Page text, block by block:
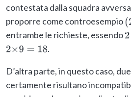
contestata dalla squadra
proporre come controesempio (
entrambe le richieste, essendo2
2×9= 18 .
D’altra parte, in questo caso,
certamente risultano